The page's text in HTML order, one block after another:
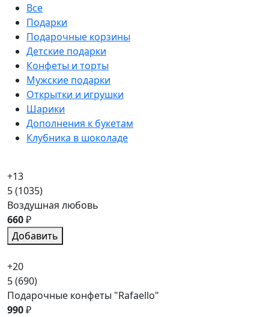
Все
Подарки
Подарочные корзины
Детские подарки
Конфеты и торты
Мужские подарки
Открытки и игрушки
Шарики
Дополнения к букетам
Клубника в шоколаде
+13
5(1035)
Воздушная любовь
660₽
Добавить
+20
5(690)
Подарочные конфеты "Rafaello"
990₽